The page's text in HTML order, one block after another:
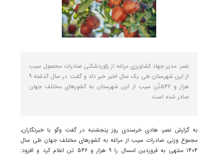
نصر: مدیر جهاد کشاورزی مراغه از رکوردشکنی صادرات محصول سیب
از این شهرستان طی یک سال اخیر خبر داد و گفت: در سال گذشته ۹
هزار و ۵۴۶تُن سیب از این شهرستان به کشورهای مختلف جهان
صادر شده است.
به گزارش نصر، هادی خرسندی روز پنجشنبه در گفت وگو با خبرنگاران،
مجموع وزنی صادرات سیب از مراغه به کشورهای مختلف جهان طی سال
۱۴۰۴ منتهی به فروردین امسال را ۹ هزار و ۵۴۶ تن اعلام کرد و افزود: